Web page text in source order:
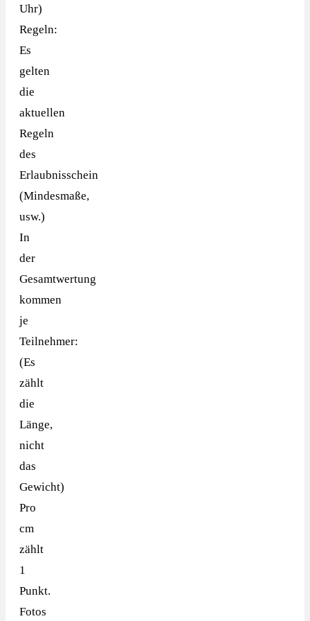
Uhr)
Regeln:
Es
gelten
die
aktuellen
Regeln
des
Erlaubnisschein
(Mindesmaße,
usw.)
In
der
Gesamtwertung
kommen
je
Teilnehmer:
(Es
zählt
die
Länge,
nicht
das
Gewicht)
Pro
cm
zählt
1
Punkt.
Fotos